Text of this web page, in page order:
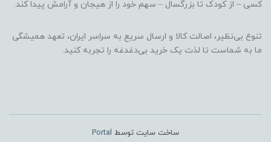
کسی – از کودک تا بزرگسال – سهم خود را از هیجان و آرامش پیدا کند.
تنوع بی‌نظیر، اصالت کالا و ارسال سریع به سراسر ایران، تعهد همیشگی
ما به شماست تا لذت یک خرید بی‌دغدغه را تجربه کنید.
ساخت سایت توسط Portal